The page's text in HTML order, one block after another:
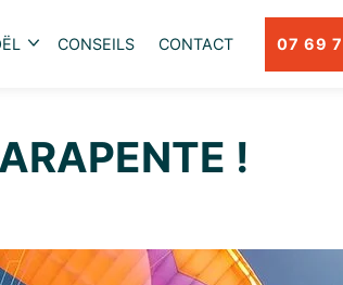
Ouvrir
CONSEILS CONTACT 07 69
!